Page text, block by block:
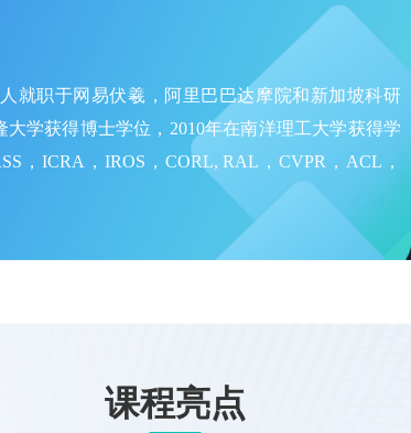
就职于网易伏羲，阿里巴巴达摩院和新加坡科研
学获得博士学位，2010年在南洋理工大学获得学
，ICRA，IROS，CORL, RAL，CVPR，ACL，
课程亮点